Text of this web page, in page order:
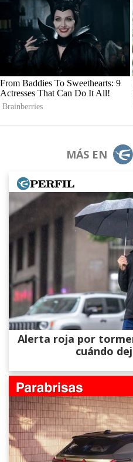
MÁS EN
Alerta roja por
cuándo